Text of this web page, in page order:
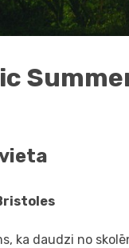
ka daudzi no